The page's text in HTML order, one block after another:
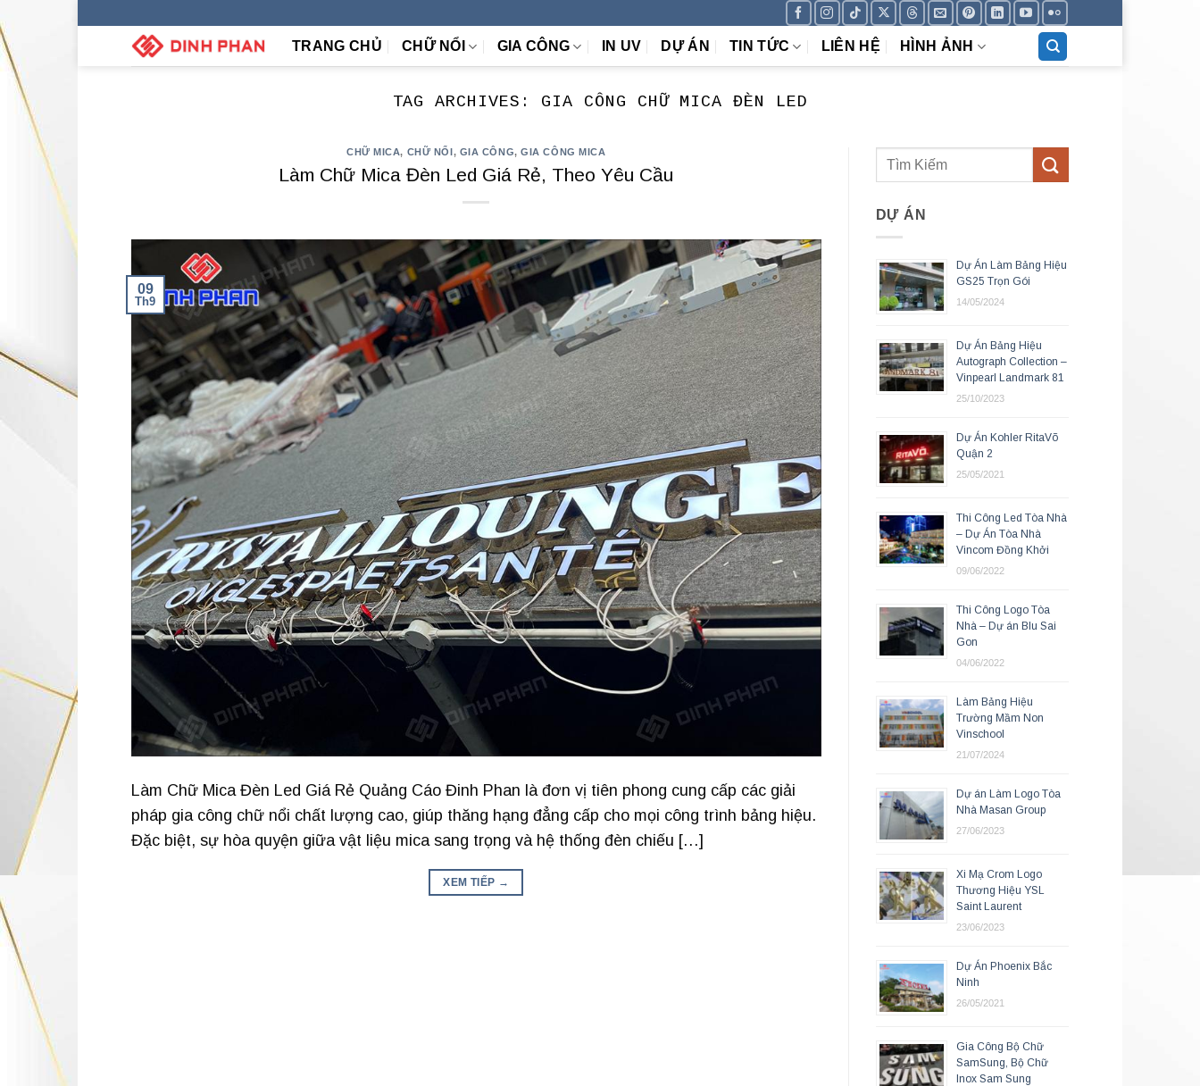
TRANG CHỦ CHỮ NỔI GIA CÔNG IN UV DỰ ÁN TIN TỨC LIÊN HỆ HÌNH ẢNH
TAG ARCHIVES: GIA CÔNG CHỮ MICA ĐÈN LED
CHỮ MICA, CHỮ NỔI , GIA CÔNG,GIA CÔNG MICA
Làm Chữ Mica Đèn Led Giá Rẻ, Theo Yêu Cầu
09
Th9
Làm Chữ Mica Đèn Led Giá Rẻ Quảng Cáo Đinh Phan là đơn vị tiên phong cung cấp các giải
pháp gia công chữ nổi chất lượng cao, giúp thăng hạng đẳng cấp cho mọi công trình bảng hiệu.
Đặc biệt, sự hòa quyện giữa vật liệu mica sang trọng và hệ thống đèn chiếu […]
XEM TIẾP →
DỰ ÁN
Dự Án Làm Bảng Hiệu
GS25 Trọn Gói
14/05/2024
Dự Án Bảng Hiệu
Autograph Collection –
Vinpearl Landmark 81
25/10/2023
Dự Án Kohler RitaVõ
Quận 2
25/05/2021
Thi Công Led Tòa Nhà
– Dự Án Tòa Nhà
Vincom Đồng Khởi
09/06/2022
Thi Công Logo Tòa
Nhà – Dự án Blu Sai
Gon
04/06/2022
Làm Bảng Hiệu
Trường Mầm Non
Vinschool
21/07/2024
Dự án Làm Logo Tòa
Nhà Masan Group
27/06/2023
Xi Mạ Crom Logo
Thương Hiệu YSL
Saint Laurent
23/06/2023
Dự Án Phoenix Bắc
Ninh
26/05/2021
Gia Công Bộ Chữ
SamSung, Bộ Chữ
Inox Sam Sung